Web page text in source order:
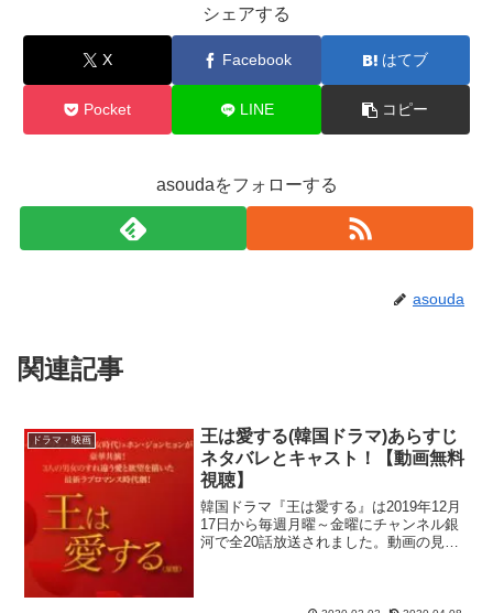
シェアする
X Facebook はてブ
Pocket LINE コピー
asoudaをフォローする
asouda
関連記事
ドラマ・映画
王は愛する(韓国ドラマ)あらすじ
ネタバレとキャスト！【動画無料
視聴】
韓国ドラマ『王は愛する』は2019年12月
17日から毎週月曜～金曜にチャンネル銀
河で全20話放送されました。動画の見逃